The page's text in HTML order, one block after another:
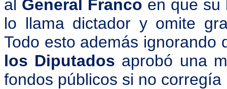
al General Franco en que
lo llama dictador y omite
Todo esto además
los Diputados aprobó una
fondos públicos si no corregía